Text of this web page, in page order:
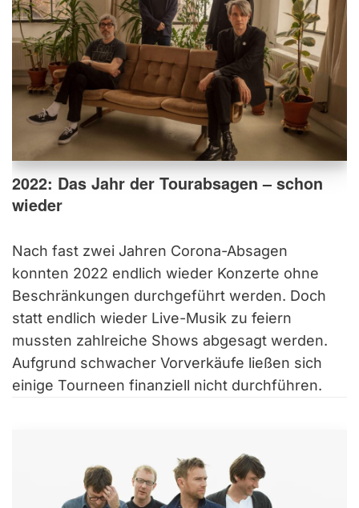
2022: Das Jahr der Tourabsagen – schon
wieder
Nach fast zwei Jahren Corona-Absagen
konnten 2022 endlich wieder Konzerte ohne
Beschränkungen durchgeführt werden. Doch
statt endlich wieder Live-Musik zu feiern
mussten zahlreiche Shows abgesagt werden.
Aufgrund schwacher Vorverkäufe ließen sich
einige Tourneen finanziell nicht durchführen.